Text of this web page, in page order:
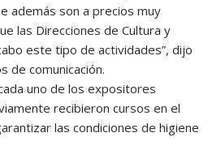
además son a precios muy
las Direcciones de Cultura y
este tipo de actividades”, dijo
de comunicación.
uno de los expositores
recibieron cursos en el
las condiciones de higiene